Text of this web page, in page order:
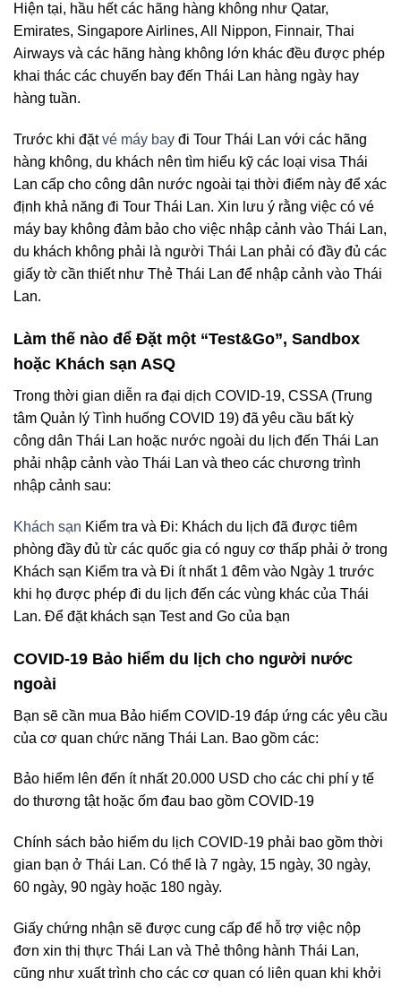
Hiện tại, hầu hết các hãng hàng không như Qatar,
Emirates, Singapore Airlines, All Nippon, Finnair, Thai
Airways và các hãng hàng không lớn khác đều được phép
khai thác các chuyến bay đến Thái Lan hàng ngày hay
hàng tuần.
Trước khi đặtvé máy bay đi Tour Thái Lan với các hãng
hàng không, du khách nên tìm hiểu kỹ các loại visa Thái
Lan cấp cho công dân nước ngoài tại thời điểm này để xác
định khả năng đi Tour Thái Lan. Xin lưu ý rằng việc có vé
máy bay không đảm bảo cho việc nhập cảnh vào Thái Lan,
du khách không phải là người Thái Lan phải có đầy đủ các
giấy tờ cần thiết như Thẻ Thái Lan để nhập cảnh vào Thái
Lan.
Làm thế nào để Đặt một “Test&Go”, Sandbox
hoặc Khách sạn ASQ
Trong thời gian diễn ra đại dịch COVID-19, CSSA (Trung
tâm Quản lý Tình huống COVID 19) đã yêu cầu bất kỳ
công dân Thái Lan hoặc nước ngoài du lịch đến Thái Lan
phải nhập cảnh vào Thái Lan và theo các chương trình
nhập cảnh sau:
Khách sạn Kiểm tra và Đi: Khách du lịch đã được tiêm
phòng đầy đủ từ các quốc gia có nguy cơ thấp phải ở trong
Khách sạn Kiểm tra và Đi ít nhất 1 đêm vào Ngày 1 trước
khi họ được phép đi du lịch đến các vùng khác của Thái
Lan. Để đặt khách sạn Test and Go của bạn
COVID-19 Bảo hiểm du lịch cho người nước
ngoài
Bạn sẽ cần mua Bảo hiểm COVID-19 đáp ứng các yêu cầu
của cơ quan chức năng Thái Lan. Bao gồm các:
Bảo hiểm lên đến ít nhất 20.000 USD cho các chi phí y tế
do thương tật hoặc ốm đau bao gồm COVID-19
Chính sách bảo hiểm du lịch COVID-19 phải bao gồm thời
gian bạn ở Thái Lan. Có thể là 7 ngày, 15 ngày, 30 ngày,
60 ngày, 90 ngày hoặc 180 ngày.
Giấy chứng nhận sẽ được cung cấp để hỗ trợ việc nộp
đơn xin thị thực Thái Lan và Thẻ thông hành Thái Lan,
cũng như xuất trình cho các cơ quan có liên quan khi khởi